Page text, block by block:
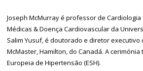
Joseph McMurray é professor de
Médicas & Doença Cardiovascular da
Salim Yusuf, é doutorado e diretor executivo
McMaster, Hamilton, do Canadá. A
Europeia de Hipertensão (ESH).